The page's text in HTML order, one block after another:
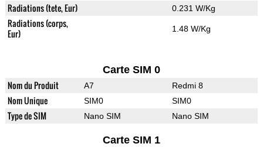
Radiations (tete, Eur) 0.231 W/Kg
Radiations (corps,
Eur)
1.48 W/Kg
Carte SIM 0
Nom du Produit A7 Redmi 8
Nom Unique SIM0 SIM0
Type de SIM Nano SIM Nano SIM
Carte SIM 1